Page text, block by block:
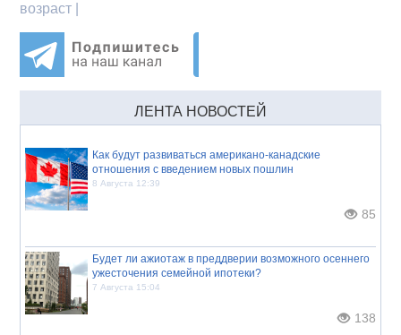
возраст |
ЛЕНТА НОВОСТЕЙ
Как будут развиваться американо-канадские
отношения с введением новых пошлин
8 Августа 12:39
85
Будет ли ажиотаж в преддверии возможного осеннего
ужесточения семейной ипотеки?
7 Августа 15:04
138